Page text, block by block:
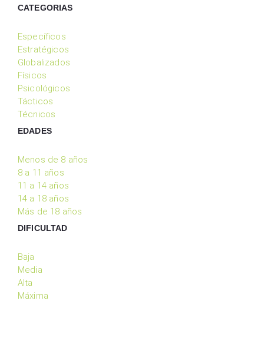
CATEGORIAS
Específicos
Estratégicos
Globalizados
Físicos
Psicológicos
Tácticos
Técnicos
EDADES
Menos de 8 años
8 a 11 años
11 a 14 años
14 a 18 años
Más de 18 años
DIFICULTAD
Baja
Media
Alta
Máxima